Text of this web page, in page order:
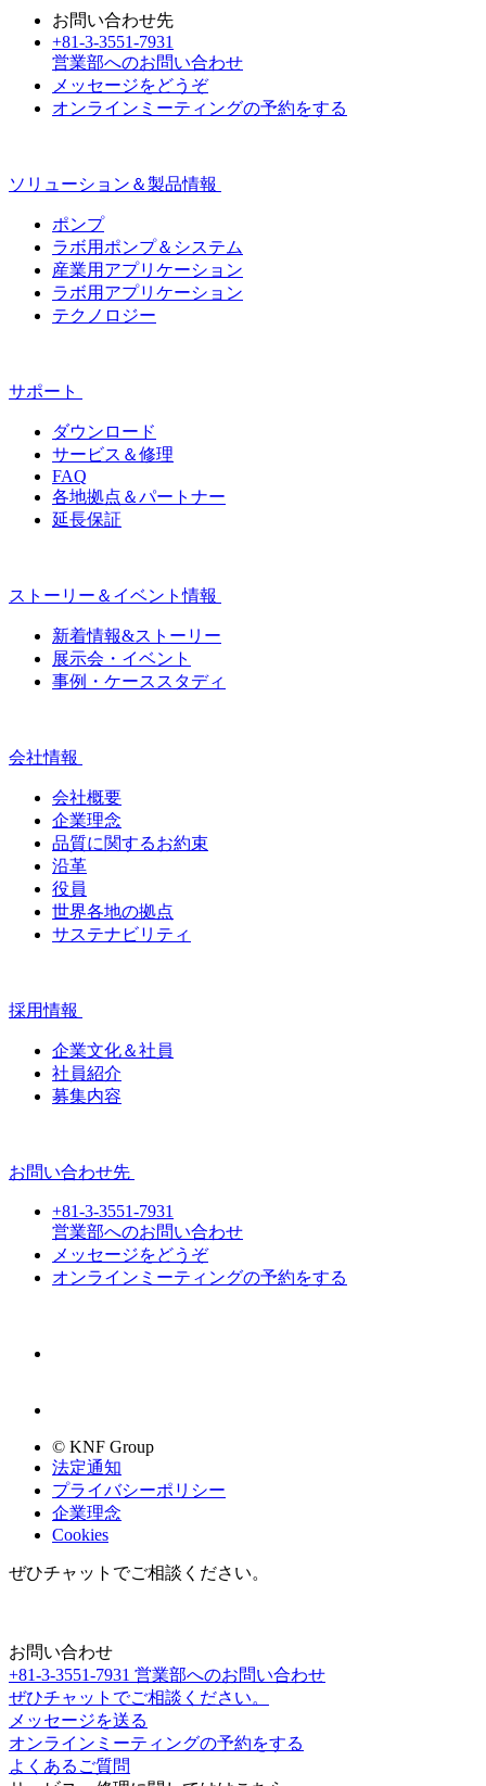
お問い合わせ先
+81-3-3551-7931
営業部へのお問い合わせ
メッセージをどうぞ
オンラインミーティングの予約をする
ソリューション＆製品情報
ポンプ
ラボ用ポンプ＆システム
産業用アプリケーション
ラボ用アプリケーション
テクノロジー
サポート
ダウンロード
サービス＆修理
FAQ
各地拠点＆パートナー
延長保証
ストーリー＆イベント情報
新着情報&ストーリー
展示会・イベント
事例・ケーススタディ
会社情報
会社概要
企業理念
品質に関するお約束
沿革
役員
世界各地の拠点
サステナビリティ
採用情報
企業文化＆社員
社員紹介
募集内容
お問い合わせ先
+81-3-3551-7931
営業部へのお問い合わせ
メッセージをどうぞ
オンラインミーティングの予約をする
© KNF Group
法定通知
プライバシーポリシー
企業理念
Cookies
ぜひチャットでご相談ください。
お問い合わせ
+81-3-3551-7931 営業部へのお問い合わせ
ぜひチャットでご相談ください。
メッセージを送る
オンラインミーティングの予約をする
よくあるご質問